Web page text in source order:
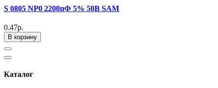
S 0805 NP0 2200пФ 5% 50В SAM
0.47р.
В корзину
Каталог